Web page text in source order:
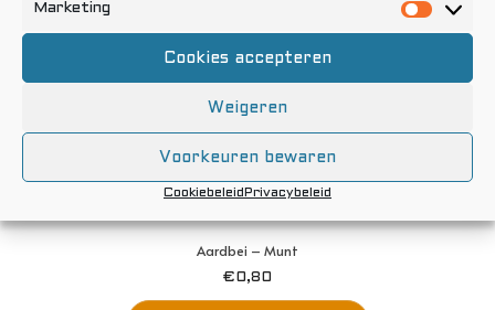
Marketing
Cookies accepteren
Weigeren
Voorkeuren bewaren
CookiebeleidPrivacybeleid
Aardbei – Munt
€0,80